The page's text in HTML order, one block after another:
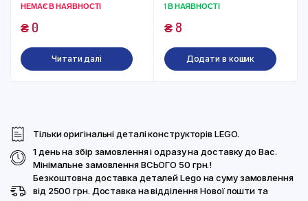
НЕМАЄ В НАЯВНОСТІ
₴0
Читати далі
1 В НАЯВНОСТІ
₴8
Додати в кошик
Тільки оригінальні деталі конструкторів LEGO.
1 день на збір замовлення і одразу на доставку до Вас.
Мінімальне замовлення ВСЬОГО 50 грн.!
Безкоштовна доставка деталей Lego на суму замовлення
від 2500 грн. Доставка на відділення Нової пошти та